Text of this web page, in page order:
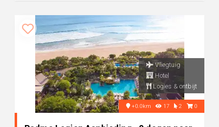
Vliegtuig
Hotel
Logies & ontbijt
+0.0km 17 2 0